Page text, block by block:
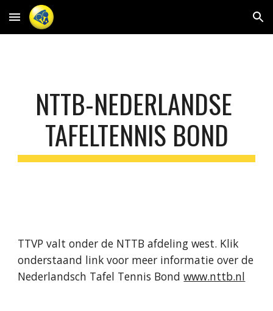
Skip to main content Skip to navigation
NTTB-NEDERLANDSE
TAFELTENNIS BOND
TTVP valt onder de NTTB afdeling west. Klik
onderstaand link voor meer informatie over de
Nederlandsch Tafel Tennis Bond www.nttb.nl